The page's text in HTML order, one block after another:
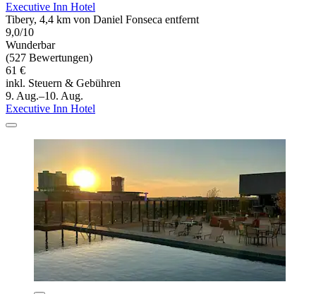
Executive Inn Hotel
Tibery, 4,4 km von Daniel Fonseca entfernt
9,0/10
Wunderbar
(527 Bewertungen)
61 €
inkl. Steuern & Gebühren
9. Aug.–10. Aug.
Executive Inn Hotel